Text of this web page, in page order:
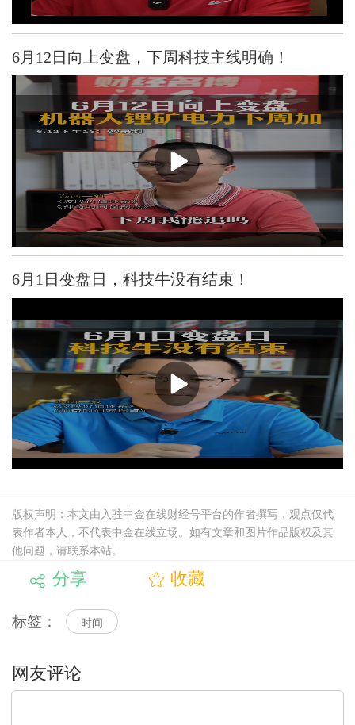
6月12日向上变盘，下周科技主线明确！
6月1日变盘日，科技牛没有结束！
版权声明：本文由入驻中金在线财经号平台的作者撰写，观点仅代
表作者本人，不代表中金在线立场。如有文章和图片作品版权及其
他问题，请联系本站。
分享 收藏
标签： 时间